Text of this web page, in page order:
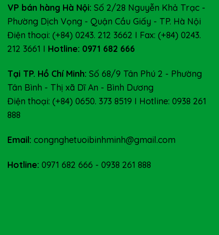
VP bán hàng Hà Nội: Số 2/28 Nguyễn Khả Trạc -
Phường Dịch Vọng - Quận Cầu Giấy - TP. Hà Nội
Điện thoại: (+84) 0243. 212 3662 I Fax: (+84) 0243.
212 3661 I Hotline: 0971 682 666
Tại TP. Hồ Chí Minh: Số 68/9 Tân Phú 2 - Phường
Tân Bình - Thị xã Dĩ An - Bình Dương
Điện thoại: (+84) 0650. 373 8519 I Hotline: 0938 261
888
Email: congnghetuoibinhminh@gmail.com
Hotline: 0971 682 666 - 0938 261 888